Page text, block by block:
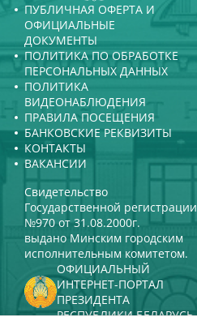
ПУБЛИЧНАЯ ОФЕРТА И
ОФИЦИАЛЬНЫЕ
ДОКУМЕНТЫ
ПОЛИТИКА ПО ОБРАБОТКЕ
ПЕРСОНАЛЬНЫХ ДАННЫХ
ПОЛИТИКА
ВИДЕОНАБЛЮДЕНИЯ
ПРАВИЛА ПОСЕЩЕНИЯ
БАНКОВСКИЕ РЕКВИЗИТЫ
КОНТАКТЫ
ВАКАНСИИ
Свидетельство
Государственной регистрации
№970 от 31.08.2000г.
выдано Минским городским
исполнительным комитетом.
ОФИЦИАЛЬНЫЙ
ИНТЕРНЕТ-ПОРТАЛ
ПРЕЗИДЕНТА
РЕСПУБЛИКИ БЕЛАРУСЬ